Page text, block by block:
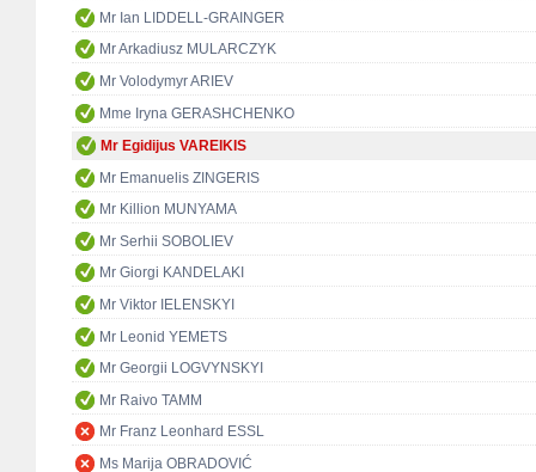
Mr Ian LIDDELL-GRAINGER
Mr Arkadiusz MULARCZYK
Mr Volodymyr ARIEV
Mme Iryna GERASHCHENKO
Mr Egidijus VAREIKIS
Mr Emanuelis ZINGERIS
Mr Killion MUNYAMA
Mr Serhii SOBOLIEV
Mr Giorgi KANDELAKI
Mr Viktor IELENSKYI
Mr Leonid YEMETS
Mr Georgii LOGVYNSKYI
Mr Raivo TAMM
Mr Franz Leonhard ESSL
Ms Marija OBRADOVIĆ